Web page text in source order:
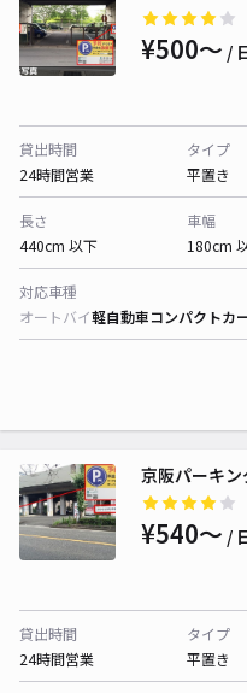
¥500〜 /
貸出時間
24時間営業
タイプ
平置き
長さ
440cm 以下
車幅
180cm
対応車種
オートバイ軽自動車コンパクトカ
京阪パーキ
¥540〜 /
貸出時間
24時間営業
タイプ
平置き